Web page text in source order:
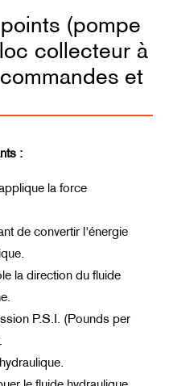
(pompe
collecteur à
et
:
la force
de convertir l'énergie
la direction du fluide
P.S.I. (Pounds per